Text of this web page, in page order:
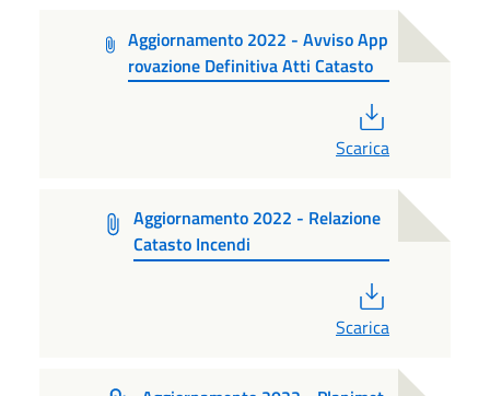
Aggiornamento 2022 - Avviso App
rovazione Definitiva Atti Catasto
Scarica
Aggiornamento 2022 - Relazione
Catasto Incendi
Scarica